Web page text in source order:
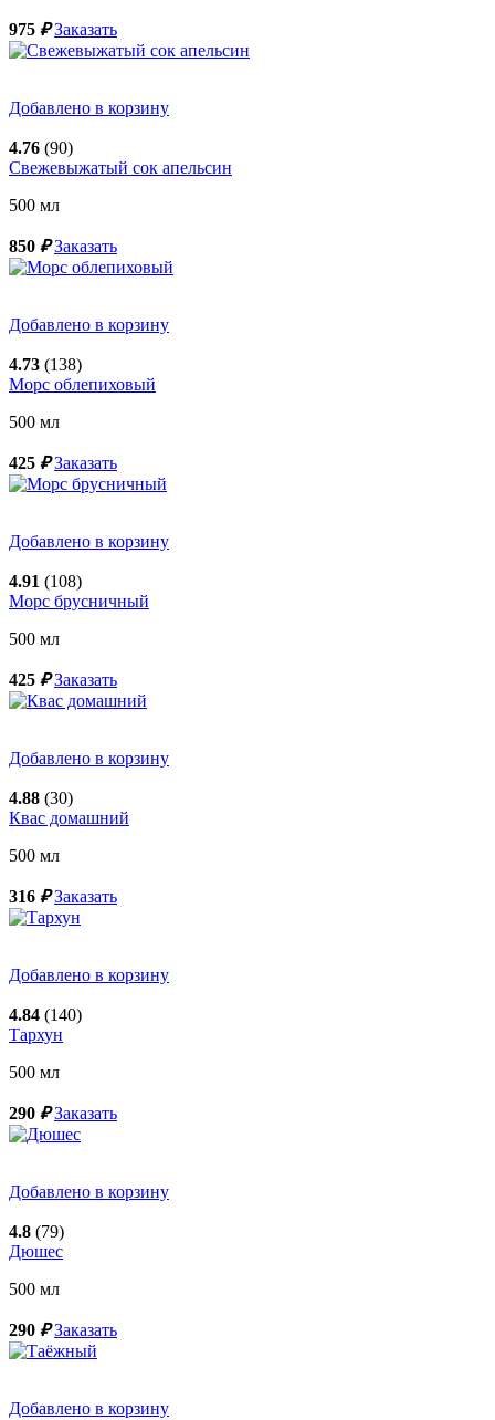
975 ₽ Заказать
Добавлено в корзину
4.76 (90)
Свежевыжатый сок апельсин
500 мл
850 ₽ Заказать
Добавлено в корзину
4.73 (138)
Морс облепиховый
500 мл
425 ₽ Заказать
Добавлено в корзину
4.91 (108)
Морс брусничный
500 мл
425 ₽ Заказать
Добавлено в корзину
4.88 (30)
Квас домашний
500 мл
316 ₽ Заказать
Добавлено в корзину
4.84 (140)
Тархун
500 мл
290 ₽ Заказать
Добавлено в корзину
4.8 (79)
Дюшес
500 мл
290 ₽ Заказать
Добавлено в корзину